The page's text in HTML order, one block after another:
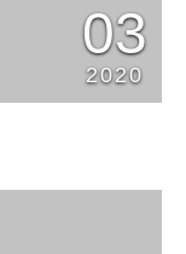
03
2020